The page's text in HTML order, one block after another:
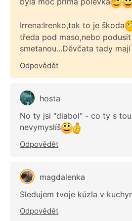
Irrena:Irenko,tak to je škoda
tředa pod maso,nebo
smetanou...Děvčata tady
Odpovědět
hosta
No ty jsi "diabol" - co ty s
nevymyslíš
Odpovědět
magdalenka
Sledujem tvoje kúzla v
Odpovědět